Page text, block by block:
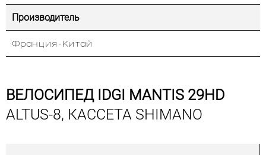
Производитель
Франция-Китай
ВЕЛОСИПЕД IDGI MANTIS 29HD
ALTUS-8, КАССЕТА SHIMANO